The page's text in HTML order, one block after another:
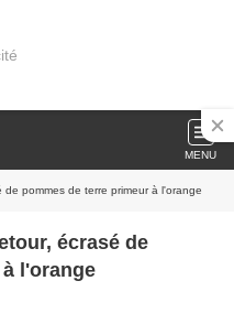
MENU
pommes de terre primeur à l'orange
écrasé de
l'orange